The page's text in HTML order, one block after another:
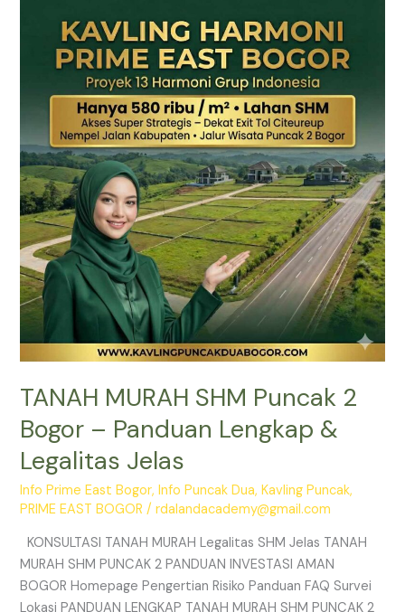
TANAH MURAH SHM Puncak 2
Bogor – Panduan Lengkap &
Legalitas Jelas
Info Prime East Bogor,Info Puncak Dua,Kavling Puncak,
PRIME EAST BOGOR /rdalandacademy@gmail.com
KONSULTASI TANAH MURAH Legalitas SHM Jelas TANAH
MURAH SHM PUNCAK 2 PANDUAN INVESTASI AMAN
BOGOR Homepage Pengertian Risiko Panduan FAQ Survei
Lokasi PANDUAN LENGKAP TANAH MURAH SHM PUNCAK 2
MURAH
Puncak
Panduan
Lengkap
&
Legalitas
Jelas